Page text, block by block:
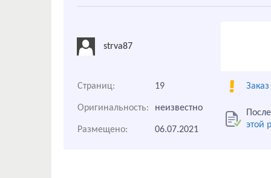
strva87
Страниц: 19
Оригинальность: неизвестно
этой
Размещено: 06.07.2021